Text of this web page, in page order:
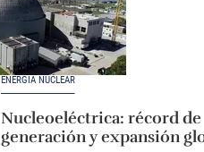
ENERGÍA NUCLEAR
Nucleoeléctrica: récord de
generación y expansión